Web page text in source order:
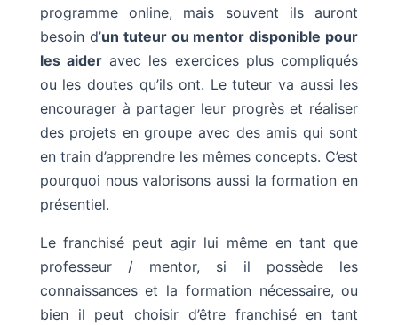
programme online, mais souvent ils auront
besoin d’un tuteur ou mentor disponible pour
les aider avec les exercices plus compliqués
ou les doutes qu’ils ont. Le tuteur va aussi les
encourager à partager leur progrès et réaliser
des projets en groupe avec des amis qui sont
en train d’apprendre les mêmes concepts. C’est
pourquoi nous valorisons aussi la formation en
présentiel.
Le franchisé peut agir lui même en tant que
professeur / mentor, si il possède les
connaissances et la formation nécessaire, ou
bien il peut choisir d’être franchisé en tant